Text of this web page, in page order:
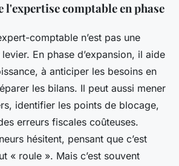
l'expertise comptable en phase
comptable n’est pas une
En phase d’expansion, il aide
à anticiper les besoins en
les bilans. Il peut aussi mener
identifier les points de blocage,
erreurs fiscales coûteuses.
hésitent, pensant que c’est
« roule ». Mais c’est souvent